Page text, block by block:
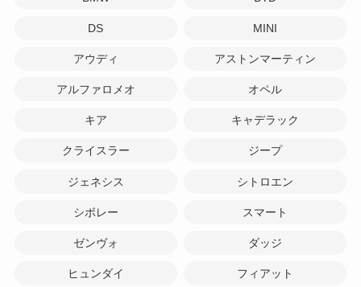
DS MINI
アウディ アストンマーティン
アルファロメオ オペル
キア キャデラック
クライスラー ジープ
ジェネシス シトロエン
シボレー スマート
ゼンヴォ ダッジ
ヒュンダイ フィアット